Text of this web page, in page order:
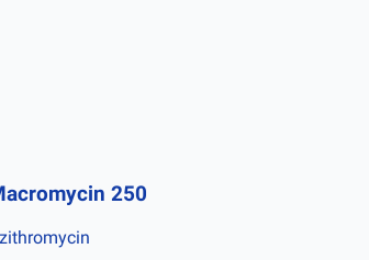
250